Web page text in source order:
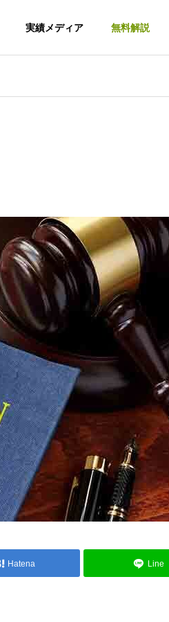
実績メディア 無料解説
お客様の体験記／
ご依頼内容
お客様の感動の体験談
仮放免申請と人権
略
あ
は
タ
他の事務所と
イミグレーション戦略
グ
Hatena Line